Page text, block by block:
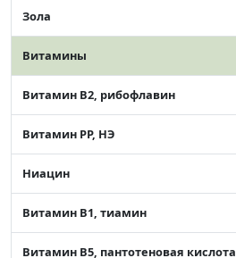
Зола
Витамины
Витамин В2, рибофлавин
Витамин РР, НЭ
Ниацин
Витамин В1, тиамин
Витамин В5, пантотеновая кислота